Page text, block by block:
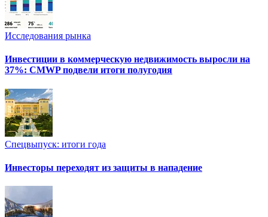
Исследования рынка
Инвестиции в коммерческую недвижимость выросли на
37%: CMWP подвели итоги полугодия
Спецвыпуск: итоги года
Инвесторы переходят из защиты в нападение